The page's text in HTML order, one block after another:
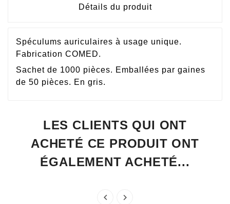
Détails du produit
Spéculums auriculaires à usage unique.
Fabrication COMED.
Sachet de 1000 pièces. Emballées par gaines
de 50 pièces. En gris.
LES CLIENTS QUI ONT
ACHETÉ CE PRODUIT ONT
ÉGALEMENT ACHETÉ...
 